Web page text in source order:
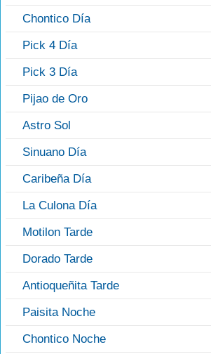
Chontico Día
Pick 4 Día
Pick 3 Día
Pijao de Oro
Astro Sol
Sinuano Día
Caribeña Día
La Culona Día
Motilon Tarde
Dorado Tarde
Antioqueñita Tarde
Paisita Noche
Chontico Noche